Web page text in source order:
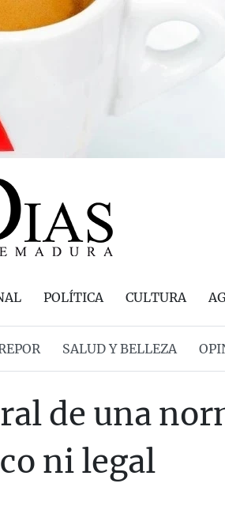
POLÍTICA CULTURA
SALUD Y BELLEZA
de una
ni legal